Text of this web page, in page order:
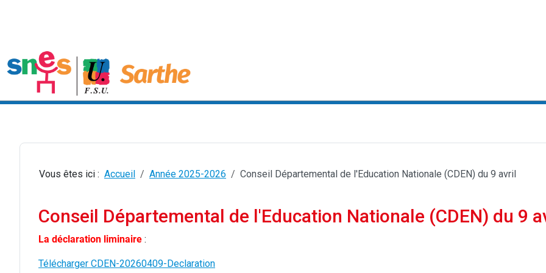
Vous êtes ici : Accueil Année 2025-2026 Conseil Départemental de l'Education Nationale (CDEN) du 9 avril
Conseil Départemental de l'Education Nationale (CDEN) du 9
La déclaration liminaire :
Télécharger CDEN-20260409-Declaration